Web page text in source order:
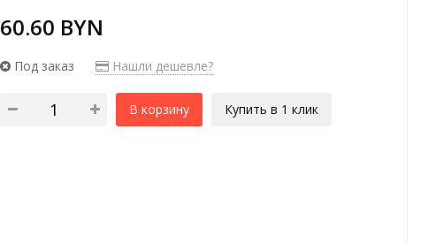
60.60 BYN
Под заказ Нашли дешевле?
В корзину Купить в 1 клик